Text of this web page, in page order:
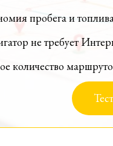
пробега и
не требует
количество